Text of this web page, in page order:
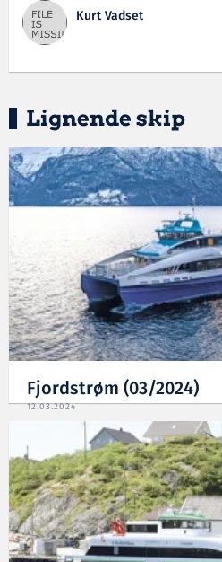
Kurt Vadset
Lignende skip
Fjordstrøm (03/2024)
12.03.2024